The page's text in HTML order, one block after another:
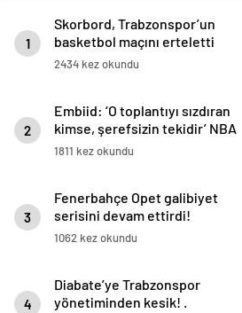
1
Skorbord, Trabzonspor’un
basketbol maçını erteletti
2434 kez okundu
2
Embiid: ‘O toplantıyı sızdıran
kimse, şerefsizin tekidir’ NBA
Haberleri
1811 kez okundu
3
Fenerbahçe Opet galibiyet
serisini devam ettirdi!
1062 kez okundu
4
Diabate’ye Trabzonspor
yönetiminden kesik! .